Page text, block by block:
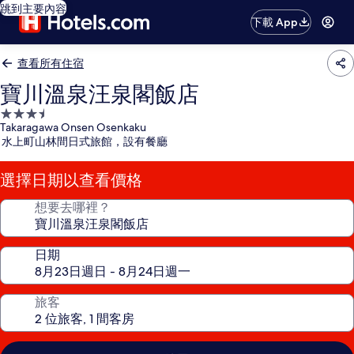
跳到主要內容
下載 App
查看所有住宿
寶川溫泉汪泉閣飯店
3.5
星
級
住
宿
Takaragawa Onsen Osenkaku
水上町山林間日式旅館，設有餐廳
選擇日期以查看價格
想要去哪裡？
日期
旅客